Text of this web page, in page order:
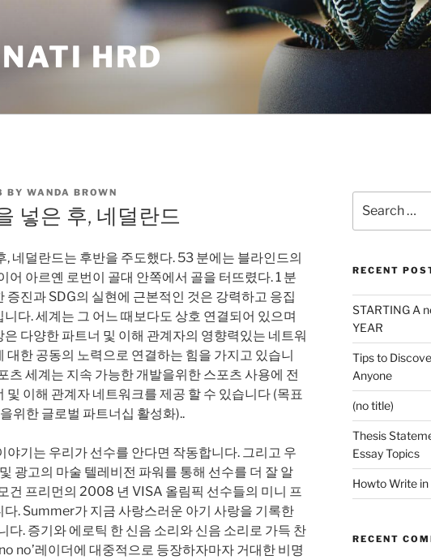
HRD
BY WANDA BROWN
넣은 후, 네덜란드
, 네덜란드는 후반을 주도했다. 53 분에는 블라인드의
어 아르옌 로번이 골대 안쪽에서 골을 터뜨렸다. 1 분
증진과 SDG의 실현에 근본적인 것은 강력하고 응집
다. 세계는 그 어느 때보다도 상호 연결되어 있으며
다양한 파트너 및 이해 관계자의 영향력있는 네트워
대한 공동의 노력으로 연결하는 힘을 가지고 있습니
츠 세계는 지속 가능한 개발을위한 스포츠 사용에 전
및 이해 관계자 네트워크를 제공 할 수 있습니다 (목표
위한 글로벌 파트너십 활성화)..
야기는 우리가 선수를 안다면 작동합니다. 그리고 우
광고의 마술 텔레비전 파워를 통해 선수를 더 잘 알
건 프리먼의 2008 년 VISA 올림픽 선수들의 미니 프
다. Summer가 지금 사랑스러운 아기 사랑을 기록한
다. 증기와 에로틱 한 신음 소리와 신음 소리로 가득 찬
no’레이더에 대중적으로 등장하자마자 거대한 비명
for:
RECENT
STARTING A
YEAR
Tips to
Anyone
(no title)
Thesis
Essay Topics
Howto Write
RECENT